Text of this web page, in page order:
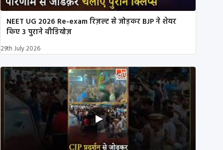
NEET UG 2026 Re-exam रिज़ल्ट से जोड़कर BJP ने शेयर
किए 3 पुराने वीडियोज़
29th July 2026